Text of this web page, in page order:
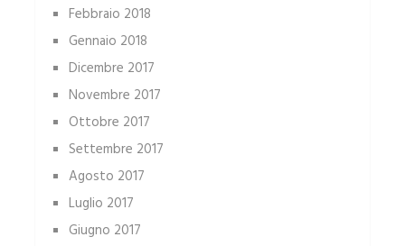
Febbraio 2018
Gennaio 2018
Dicembre 2017
Novembre 2017
Ottobre 2017
Settembre 2017
Agosto 2017
Luglio 2017
Giugno 2017